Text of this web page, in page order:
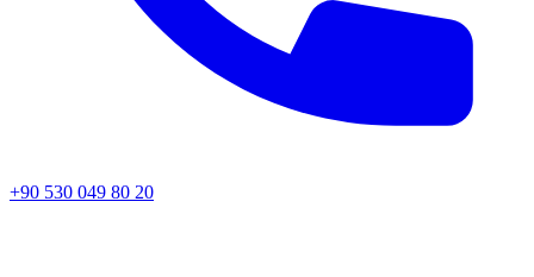
+90 530 049 80 20